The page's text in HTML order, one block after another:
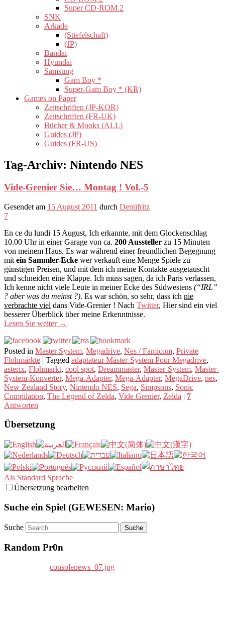
Super CD-ROM 2
SNK
Arkade
(Stiefelschaft)
(JP)
Bandai
Hyundai
Samsung
Gam Boy *
Super-Gam Boy * (KR)
Games on Paper
Zeitschriften (JP-KOR)
Zeitschriften (FR-UK)
Bücher & Mooks (ALL)
Guides (JP)
Guides (FR-US)
Tag-Archiv: Nintendo NES
Vide-Grenier Sie… Montag ! Vol.-5
Gesendet am 15 August 2011 durch Dentifritz
7
En ce du lundi 15 August, Ich erkannte, mit dem Glockenschlag
10.00 Uhr in einer Garage von ca. 200 Aussteller zu 15 Minuten
von meinem Haus. Es war während einer freundlichen Begegnung
mit ein Sammler-Ecke wer verkauft eine Menge Spiele zu
günstigen Preisen, und mit dem ich meine Kontakte ausgetauscht
und schneiden eine Klappe. Ich muss sagen, da ich Paris verlassen,
Ich kenne nicht viele Leute in meiner Ecke des Südwestens (“IRL”
? aber was du meinst ?). Es war schön, so sehr, dass ich nie
verbrachte viel dans Vide-Grenier ! Nach Twitter, Hier sind ein viel
besserer Überblick über meine Erkenntnisse.
Lesen Sie weiter →
Posted in Master System, Megadrive, Nes / Famicom, Private
Flohmärkte | Tagged adaptateur Master-System Pour Megadrive,
asterix, Flohmarkt, cool spot, Dreammaster, Master-System, Master-
System-Konverter, Mega-Adapter, Mega-Adapter, MegaDrive, nes,
New Zealand Story, Nintendo NES, Sega, Simpsons, Sonic
Compilation, The Legend of Zelda, Vide Grenier, Zelda | 7
Antworten
Übersetzung
Als Standard Sprache
Übersetzung bearbeiten
Suche ein Spiel (GEWESEN: Mario)
Suche
Random Pr0n